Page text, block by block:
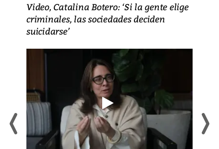
Video, Catalina Botero: ‘Si la gente elige
criminales, las sociedades deciden
suicidarse’